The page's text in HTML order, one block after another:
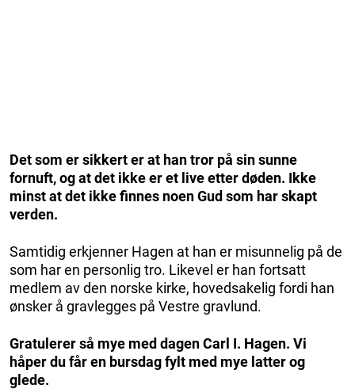
Det som er sikkert er at han tror på sin sunne
fornuft, og at det ikke er et live etter døden. Ikke
minst at det ikke finnes noen Gud som har skapt
verden.
Samtidig erkjenner Hagen at han er misunnelig på de
som har en personlig tro. Likevel er han fortsatt
medlem av den norske kirke, hovedsakelig fordi han
ønsker å gravlegges på Vestre gravlund.
Gratulerer så mye med dagen Carl I. Hagen. Vi
håper du får en bursdag fylt med mye latter og
glede.